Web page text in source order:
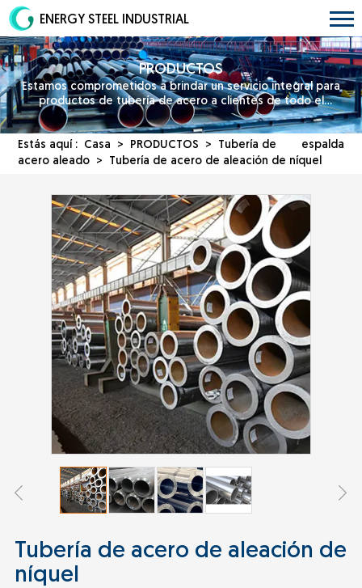
ENERGY STEEL INDUSTRIAL
PRODUCTOS
Estamos comprometidos a brindar un servicio integral para
productos de tubería de acero a clientes de todo el
mundo.
espalda
Estás aquí : Casa > PRODUCTOS > Tubería de
acero aleado > Tubería de acero de aleación de níquel
Tubería de acero de aleación de
níquel